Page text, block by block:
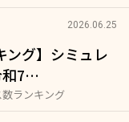
2026.06.25
ング】シミュレ
和7…
ランキング